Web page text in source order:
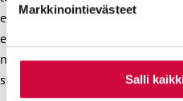
Markkinointievästeet
Salli
edetä vain edellä kuvaamallani
esimerkiksi
niin, että se toteutuu myös
synny.